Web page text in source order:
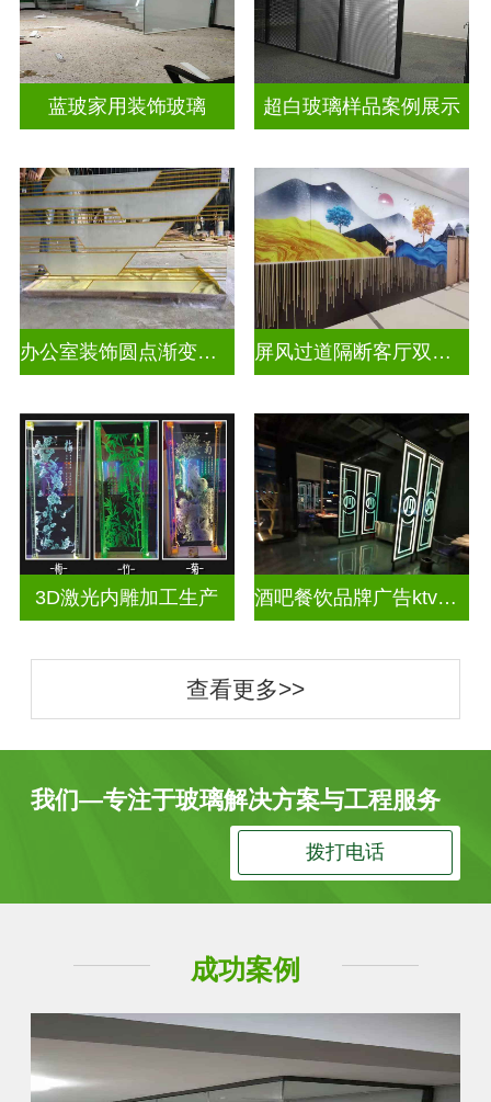
蓝玻家用装饰玻璃 超白玻璃样品案例展示
办公室装饰圆点渐变彩绘打印玻璃 屏风过道隔断客厅双面磨砂透光uv打印玻璃
3D激光内雕加工生产 酒吧餐饮品牌广告ktv激光内雕发光艺术玻璃
查看更多>>
我们—专注于玻璃解决方案与工程服务
拨打电话
成功案例